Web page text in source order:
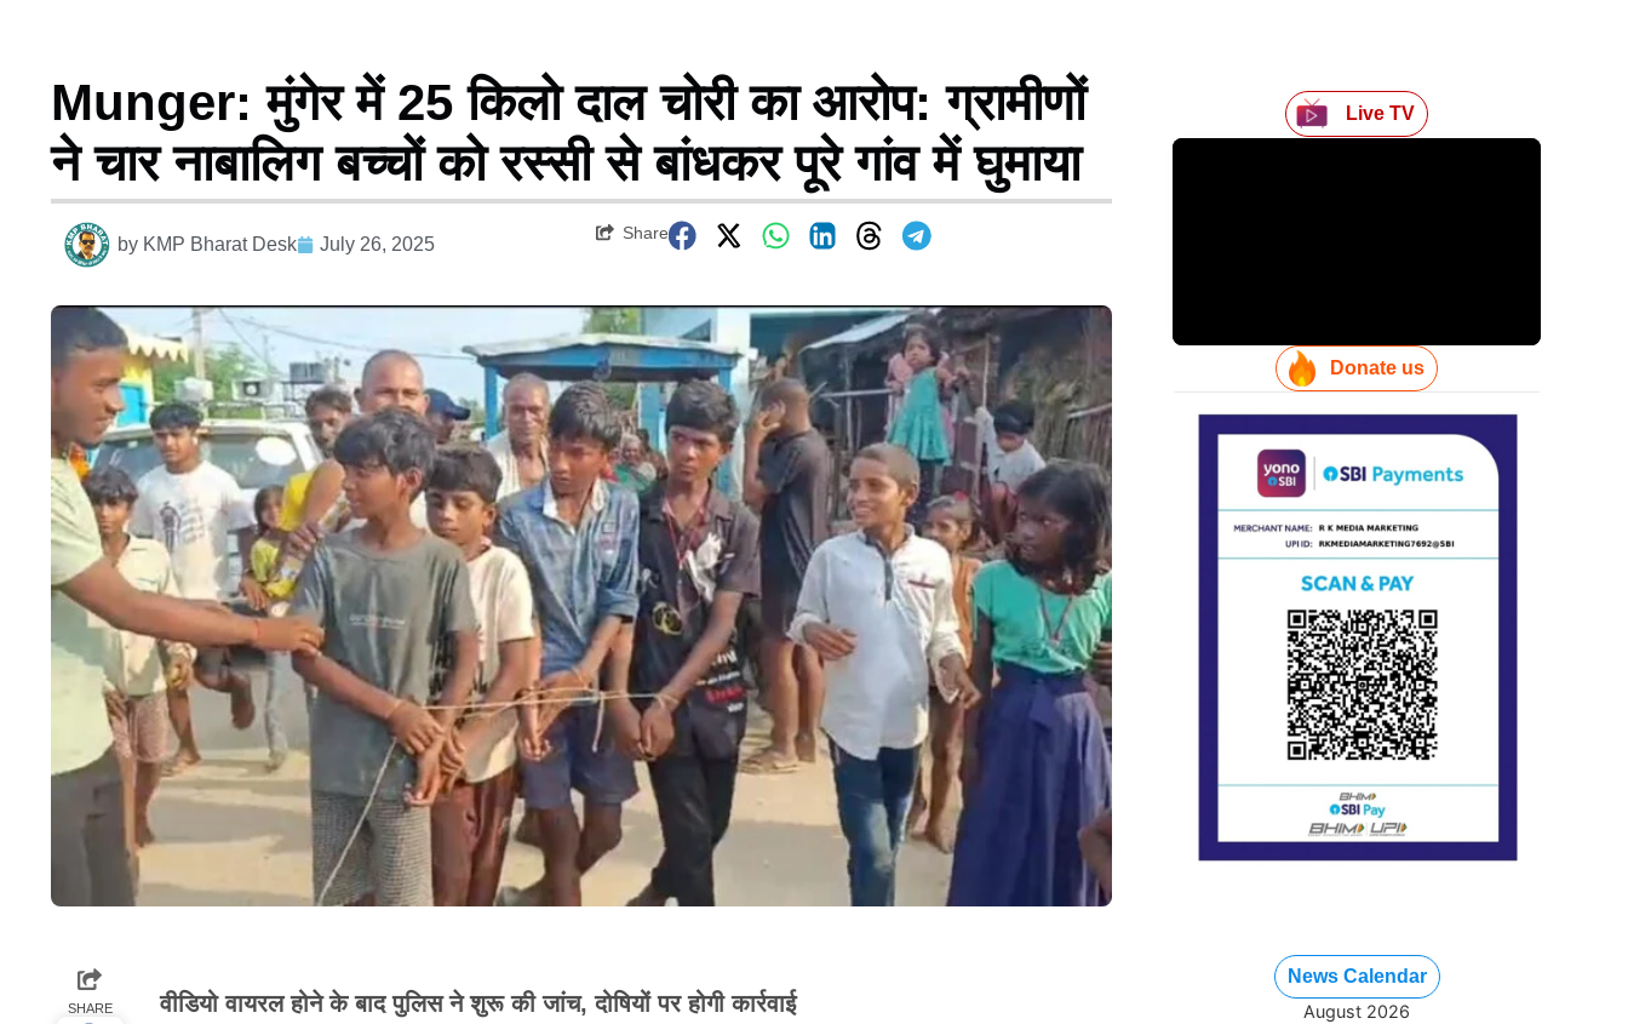
Munger: मुंगेर में 25 किलो दाल चोरी का आरोप: ग्रामीणों
ने चार नाबालिग बच्चों को रस्सी से बांधकर पूरे गांव में घुमाया
by KMP Bharat Desk July 26, 2025
Share
SHARE वीडियो वायरल होने के बाद पुलिस ने शुरू की जांच, दोषियों पर होगी कार्रवाई
Live TV
Donate us
News Calendar
August 2026